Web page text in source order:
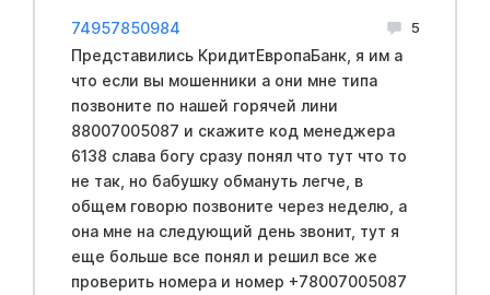
74957850984 5
Представились КридитЕвропаБанк, я им а
что если вы мошенники а они мне типа
позвоните по нашей горячей лини
88007005087 и скажите код менеджера
6138 слава богу сразу понял что тут что то
не так, но бабушку обмануть легче, в
общем говорю позвоните через неделю, а
она мне на следующий день звонит, тут я
еще больше все понял и решил все же
проверить номера и номер +78007005087